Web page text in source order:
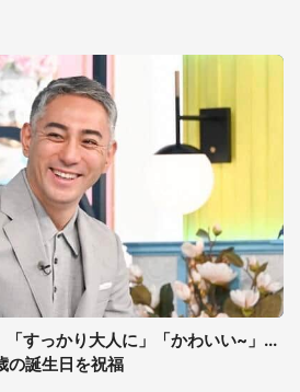
「すっかり大人に」「かわいい~」...
の誕生日を祝福